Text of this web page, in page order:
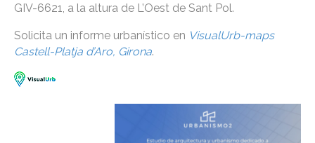
GIV-6621, a la altura de L’Oest de Sant Pol.
Solicita un informe urbanístico en VisualUrb-maps
Castell-Platja d’Aro, Girona.